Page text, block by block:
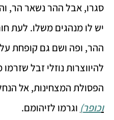
סגרו, אבל ההר נשאר הר,
יש לו מנהגים משלו. לעת
ההר, ופה ושם גם קופחת
להיווצרות נוזלי זבל
הפסולת המצחינות, אל
וכופר) וגרמו לזיהומם.